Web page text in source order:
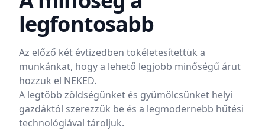
legfontosabb
Az előző két évtizedben tökéletesítettük a
munkánkat, hogy a lehető legjobb minőségű árut
hozzuk el NEKED.
A legtöbb zöldségünket és gyümölcsünket helyi
gazdáktól szerezzük be és a legmodernebb hűtési
technológiával tároljuk.